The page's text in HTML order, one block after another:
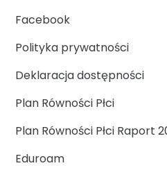
Facebook
Polityka prywatności
Deklaracja dostępności
Plan Równości Płci
Plan Równości Płci Raport
Eduroam